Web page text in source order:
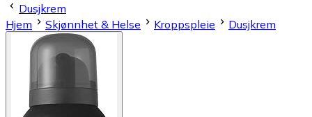
Dusjkrem
Hjem
Skjønnhet & Helse Kroppspleie Dusjkrem